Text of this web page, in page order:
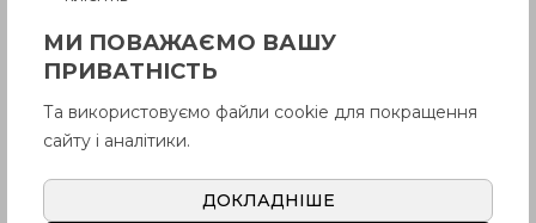
Колеса для візків
Кронштейн з поворотною
пластиною, центральний
отвір, з гальмом,
нержавіюча сталь
МИ ПОВАЖАЄМО ВАШУ
ПРИВАТНІСТЬ
Та використовуємо файли cookie для покращення
сайту і аналітики.
ДОКЛАДНІШЕ